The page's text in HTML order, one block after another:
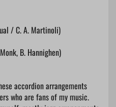
/ C. A. Martinoli)
B. Hannighen)
accordion arrangements
who are fans of my music.